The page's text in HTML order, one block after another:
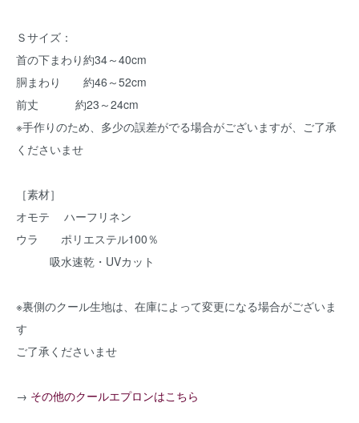
Ｓサイズ：
首の下まわり約34～40cm
胴まわり 約46～52cm
前丈 約23～24cm
※手作りのため、多少の誤差がでる場合がございますが、ご了承
くださいませ
［素材］
オモテ ハーフリネン
ウラ ポリエステル100％
吸水速乾・UVカット
※裏側のクール生地は、在庫によって変更になる場合がございま
す
ご了承くださいませ
→ その他のクールエプロンはこちら